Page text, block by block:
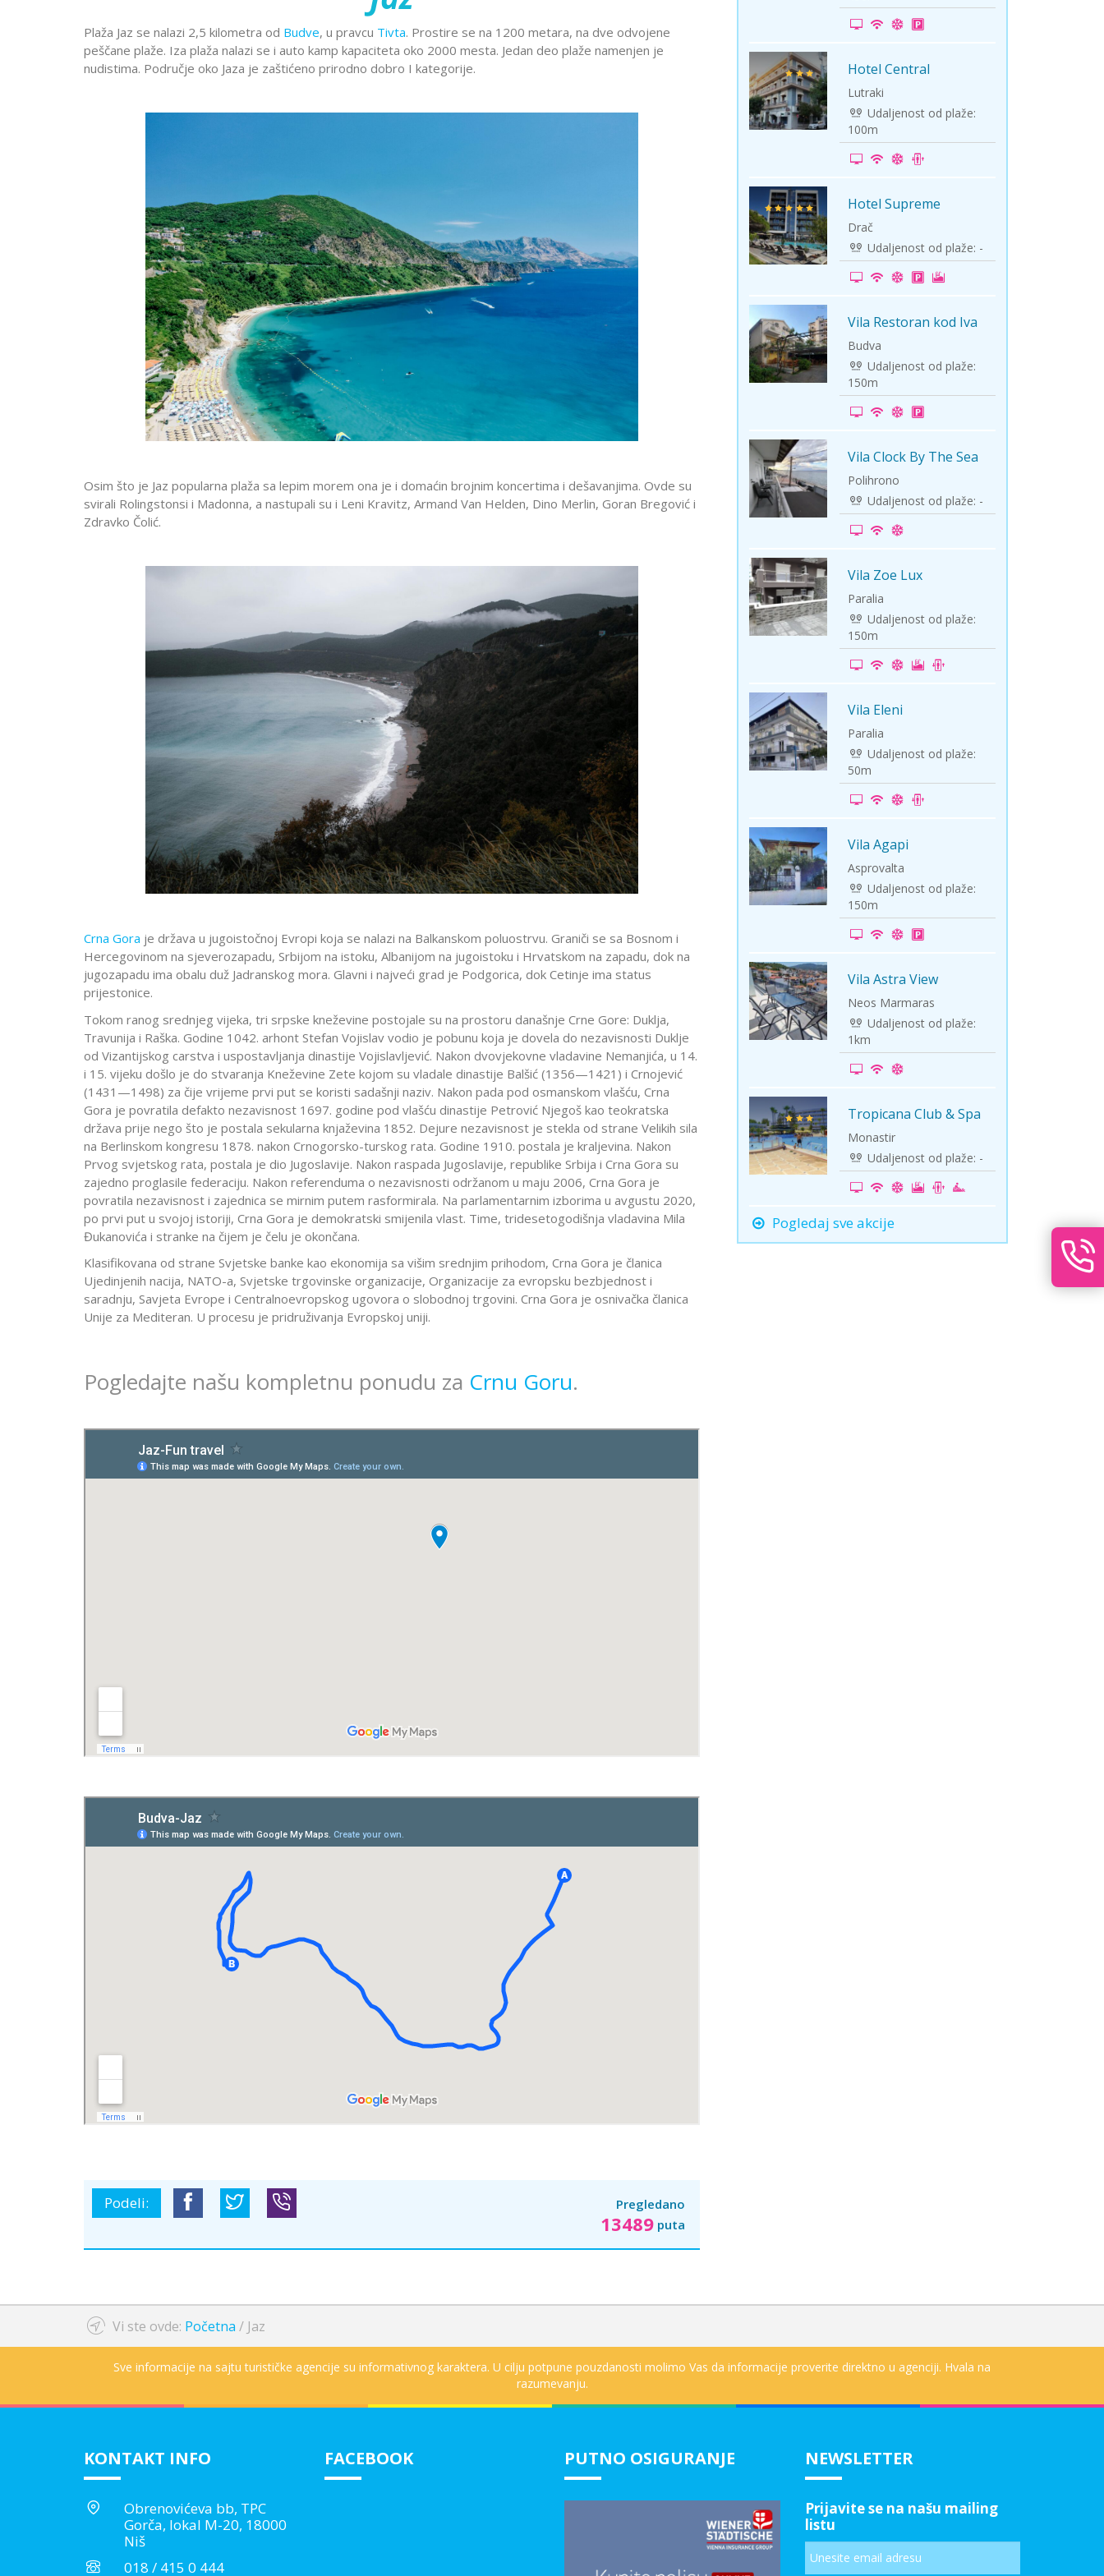
Krstarenje
guletom
Larnaka
Hurgada
Ohrid
Banje Srbije
Miškolc
Prag
Pariz Peruđa
Provansa
Portorož
Portugal Rim
Rejkjavik
Stokholm
Švajcarska Skandinavija
Sankt
Solun polazak iz Niša
Temišvar polazak iz Niša
Plaža Jaz se nalazi 2,5 kilometra od Budve, u pravcu Tivta. Prostire se na 1200 metara, na dve odvojene
peščane plaže. Iza plaža nalazi se i auto kamp kapaciteta oko 2000 mesta. Jedan deo plaže namenjen je
nudistima. Područje oko Jaza je zaštićeno prirodno dobro I kategorije.
Osim što je Jaz popularna plaža sa lepim morem ona je i domaćin brojnim koncertima i dešavanjima. Ovde su
svirali Rolingstonsi i Madonna, a nastupali su i Leni Kravitz, Armand Van Helden, Dino Merlin, Goran Bregović i
Zdravko Čolić.
Crna Gora je država u jugoistočnoj Evropi koja se nalazi na Balkanskom poluostrvu. Graniči se sa Bosnom i
Hercegovinom na sjeverozapadu, Srbijom na istoku, Albanijom na jugoistoku i Hrvatskom na zapadu, dok na
jugozapadu ima obalu duž Jadranskog mora. Glavni i najveći grad je Podgorica, dok Cetinje ima status
prijestonice.
Tokom ranog srednjeg vijeka, tri srpske kneževine postojale su na prostoru današnje Crne Gore: Duklja,
Travunija i Raška. Godine 1042. arhont Stefan Vojislav vodio je pobunu koja je dovela do nezavisnosti Duklje
od Vizantijskog carstva i uspostavljanja dinastije Vojislavljević. Nakon dvovjekovne vladavine Nemanjića, u 14.
i 15. vijeku došlo je do stvaranja Kneževine Zete kojom su vladale dinastije Balšić (1356—1421) i Crnojević
(1431—1498) za čije vrijeme prvi put se koristi sadašnji naziv. Nakon pada pod osmanskom vlašću, Crna
Gora je povratila defakto nezavisnost 1697. godine pod vlašću dinastije Petrović Njegoš kao teokratska
država prije nego što je postala sekularna knjaževina 1852. Dejure nezavisnost je stekla od strane Velikih sila
na Berlinskom kongresu 1878. nakon Crnogorsko-turskog rata. Godine 1910. postala je kraljevina. Nakon
Prvog svjetskog rata, postala je dio Jugoslavije. Nakon raspada Jugoslavije, republike Srbija i Crna Gora su
zajedno proglasile federaciju. Nakon referenduma o nezavisnosti održanom u maju 2006, Crna Gora je
povratila nezavisnost i zajednica se mirnim putem rasformirala. Na parlamentarnim izborima u avgustu 2020,
po prvi put u svojoj istoriji, Crna Gora je demokratski smijenila vlast. Time, tridesetogodišnja vladavina Mila
Đukanovića i stranke na čijem je čelu je okončana.
Klasifikovana od strane Svjetske banke kao ekonomija sa višim srednjim prihodom, Crna Gora je članica
Ujedinjenih nacija, NATO-a, Svjetske trgovinske organizacije, Organizacije za evropsku bezbjednost i
saradnju, Savjeta Evrope i Centralnoevropskog ugovora o slobodnoj trgovini. Crna Gora je osnivačka članica
Unije za Mediteran. U procesu je pridruživanja Evropskoj uniji.
Pogledajte našu kompletnu ponudu za Crnu Goru.
Podeli: Pregledano
13489 puta
Hotel Central
Lutraki
Udaljenost od plaže:
100m
Hotel Supreme
Drač
Udaljenost od plaže: -
Vila Restoran kod Iva
Budva
Udaljenost od plaže:
150m
Vila Clock By The Sea
Polihrono
Udaljenost od plaže: -
Vila Zoe Lux
Paralia
Udaljenost od plaže:
150m
Vila Eleni
Paralia
Udaljenost od plaže:
50m
Vila Agapi
Asprovalta
Udaljenost od plaže:
150m
Vila Astra View
Neos Marmaras
Udaljenost od plaže:
1km
Tropicana Club & Spa
Monastir
Udaljenost od plaže: -
Pogledaj sve akcije
Vi ste ovde: Početna / Jaz
Sve informacije na sajtu turističke agencije su informativnog karaktera. U cilju potpune pouzdanosti molimo Vas da informacije proverite direktno u agenciji. Hvala na
razumevanju.
KONTAKT INFO
Obrenovićeva bb, TPC
Gorča, lokal M-20, 18000
Niš
018 / 415 0 444
FACEBOOK PUTNO OSIGURANJE NEWSLETTER
Prijavite se na našu mailing
listu